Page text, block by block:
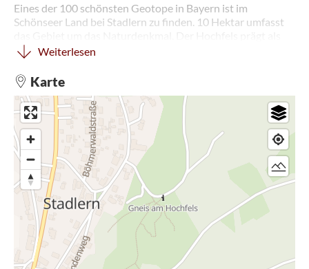
Eines der 100 schönsten Geotope in Bayern ist im
Schönseer Land bei Stadlern zu finden. 10 Hektar umfasst
markant herausragende Felsrippe, bestehend aus
"Cordierit-Silimanit-Gneis", das umliegende Gelände.
Regelrechte Blockfelder und Einzelblöcke bilden zusammen
mit der Heidevegetation diese reizvolle Landschaft.
Während sich die meisten Gneiskuppen der Umgebung im
Wald befinden, bietet der Hochfels durch seine freie Lage
und die umgebenden Blockheiden ein besonderes
Landschaftserlebnis. Um die offene Landschaft zu erhalten,
ist das Gebiet als Naturdenkmal geschützt und wird
aufwändig gepflegt.
Vom Hochfels aus hat man einen beeindruckenden
Panoramablick über das Schönseer Land an der Grenze zum
Nachbarland Tschechien.
Weiterlesen
Karte